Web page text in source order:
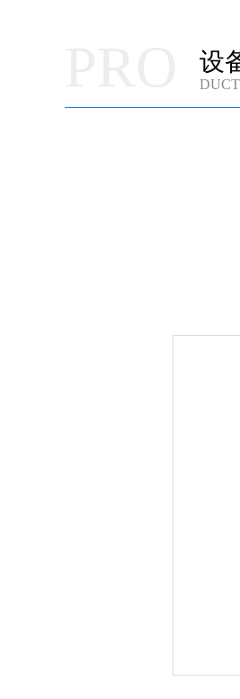
设